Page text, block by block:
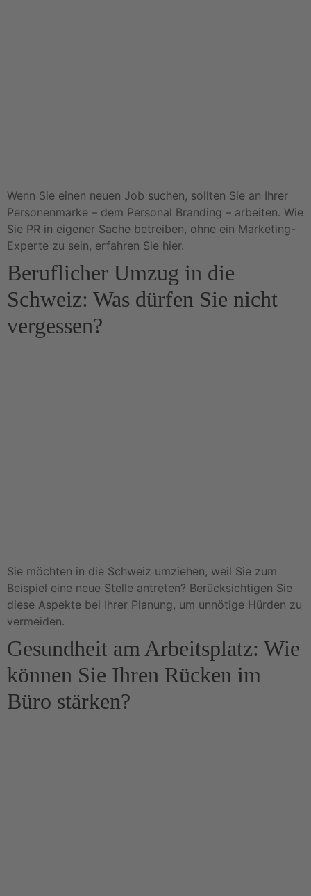
Wenn Sie einen neuen Job suchen, sollten Sie an Ihrer
Personenmarke – dem Personal Branding – arbeiten. Wie
Sie PR in eigener Sache betreiben, ohne ein Marketing-
Experte zu sein, erfahren Sie hier.
Beruflicher Umzug in die
Schweiz: Was dürfen Sie nicht
vergessen?
Sie möchten in die Schweiz umziehen, weil Sie zum
Beispiel eine neue Stelle antreten? Berücksichtigen Sie
diese Aspekte bei Ihrer Planung, um unnötige Hürden zu
vermeiden.
Gesundheit am Arbeitsplatz: Wie
können Sie Ihren Rücken im
Büro stärken?